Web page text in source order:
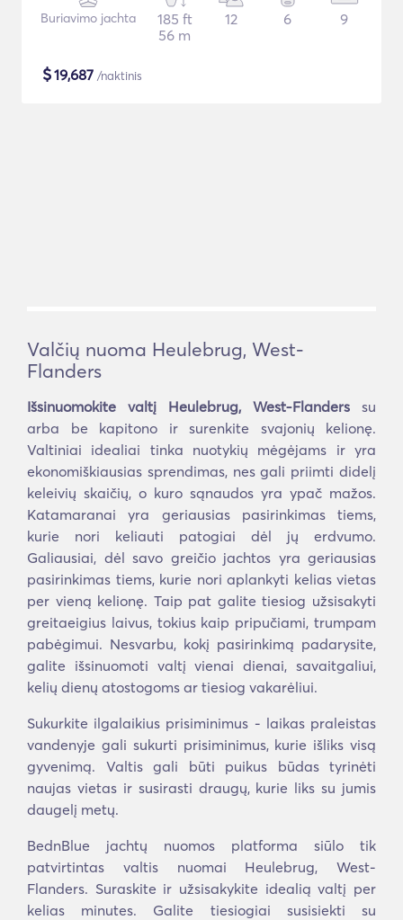
Buriavimo jachta
185 ft
56 m
12 6 9
$19,687 /naktinis
Valčių nuoma Heulebrug, West-
Flanders
Išsinuomokite valtį Heulebrug, West-Flanders su
arba be kapitono ir surenkite svajonių kelionę.
Valtiniai idealiai tinka nuotykių mėgėjams ir yra
ekonomiškiausias sprendimas, nes gali priimti didelį
keleivių skaičių, o kuro sąnaudos yra ypač mažos.
Katamaranai yra geriausias pasirinkimas tiems,
kurie nori keliauti patogiai dėl jų erdvumo.
Galiausiai, dėl savo greičio jachtos yra geriausias
pasirinkimas tiems, kurie nori aplankyti kelias vietas
per vieną kelionę. Taip pat galite tiesiog užsisakyti
greitaeigius laivus, tokius kaip pripučiami, trumpam
pabėgimui. Nesvarbu, kokį pasirinkimą padarysite,
galite išsinuomoti valtį vienai dienai, savaitgaliui,
kelių dienų atostogoms ar tiesiog vakarėliui.
Sukurkite ilgalaikius prisiminimus - laikas praleistas
vandenyje gali sukurti prisiminimus, kurie išliks visą
gyvenimą. Valtis gali būti puikus būdas tyrinėti
naujas vietas ir susirasti draugų, kurie liks su jumis
daugelį metų.
BednBlue jachtų nuomos platforma siūlo tik
patvirtintas valtis nuomai Heulebrug, West-
Flanders. Suraskite ir užsisakykite idealią valtį per
kelias minutes. Galite tiesiogiai susisiekti su